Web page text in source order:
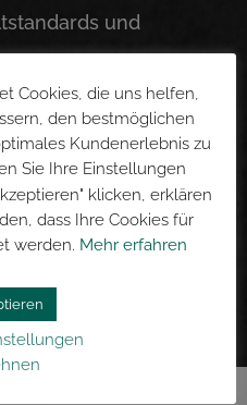
und
Cookies, die uns helfen,
den bestmöglichen
Kundenerlebnis zu
Sie Ihre Einstellungen
klicken, erklären
dass Ihre Cookies für
werden. Mehr erfahren